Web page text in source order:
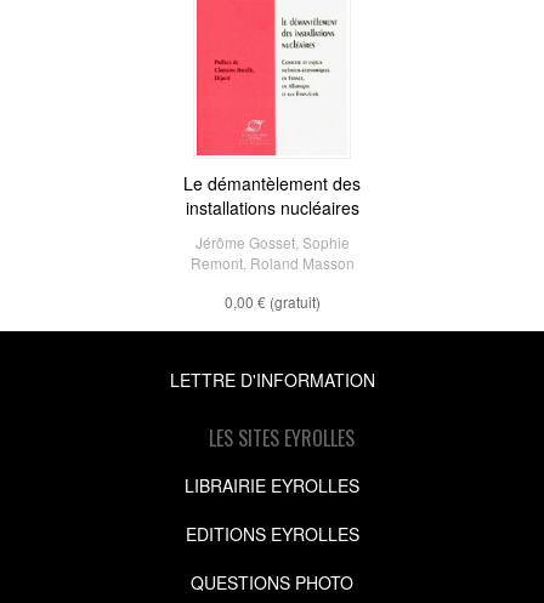
Le démantèlement des
installations nucléaires
Jérôme Gosset, Sophie
Remont, Roland Masson
0,00 € (gratuit)
LETTRE D'INFORMATION
LES SITES EYROLLES
LIBRAIRIE EYROLLES
EDITIONS EYROLLES
QUESTIONS PHOTO